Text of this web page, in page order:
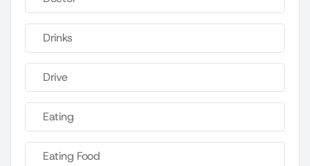
Drinks
Drive
Eating
Eating Food